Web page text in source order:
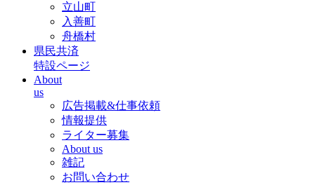
立山町
入善町
舟橋村
県民共済
特設ページ
About
us
広告掲載&仕事依頼
情報提供
ライター募集
About us
雑記
お問い合わせ